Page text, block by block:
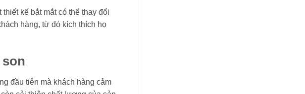
kế bắt mắt có thể thay đổi
hàng, từ đó kích thích họ
đầu tiên mà khách hàng cảm